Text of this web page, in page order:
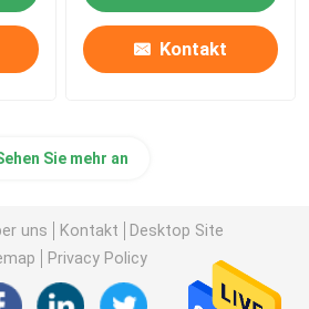
Kontakt
Sie mehr an
uns Kontakt
Desktop Site
Privacy Policy